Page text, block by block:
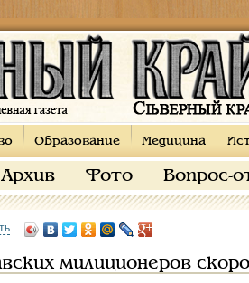
Образование Медицина
Архив Фото Вопрос-
милиционеров